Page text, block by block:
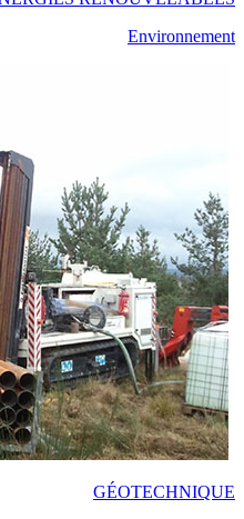
Environnement
GÉOTECHNIQUE